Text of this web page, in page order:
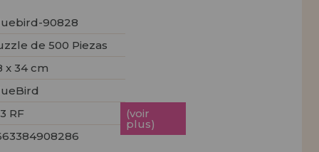
90828
de 500 Piezas
x 34 cm
RF (voir
plus)